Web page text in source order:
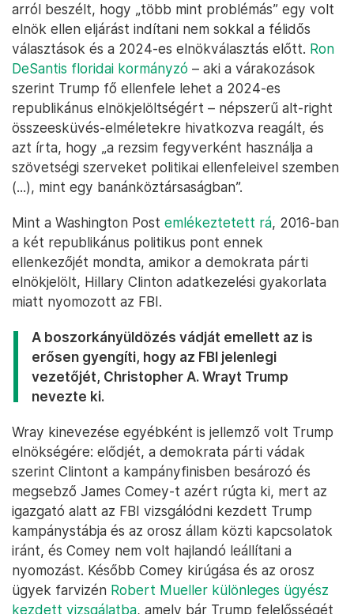
arról beszélt, hogy „több mint problémás” egy volt
elnök ellen eljárást indítani nem sokkal a félidős
választások és a 2024-es elnökválasztás előtt. Ron
DeSantis floridai kormányzó – aki a várakozások
szerint Trump fő ellenfele lehet a 2024-es
republikánus elnökjelöltségért – népszerű alt-right
összeesküvés-elméletekre hivatkozva reagált, és
azt írta, hogy „a rezsim fegyverként használja a
szövetségi szerveket politikai ellenfeleivel szemben
(...), mint egy banánköztársaságban”.
Mint a Washington Post emlékeztetett rá, 2016-ban
a két republikánus politikus pont ennek
ellenkezőjét mondta, amikor a demokrata párti
elnökjelölt, Hillary Clinton adatkezelési gyakorlata
miatt nyomozott az FBI.
A boszorkányüldözés vádját emellett az is
erősen gyengíti, hogy az FBI jelenlegi
vezetőjét, Christopher A. Wrayt Trump
nevezte ki.
Wray kinevezése egyébként is jellemző volt Trump
elnökségére: elődjét, a demokrata párti vádak
szerint Clintont a kampányfinisben besározó és
megsebző James Comey-t azért rúgta ki, mert az
igazgató alatt az FBI vizsgálódni kezdett Trump
kampánystábja és az orosz állam közti kapcsolatok
iránt, és Comey nem volt hajlandó leállítani a
nyomozást. Később Comey kirúgása és az orosz
ügyek farvizén Robert Mueller különleges ügyész
kezdett vizsgálatba, amely bár Trump felelősségét